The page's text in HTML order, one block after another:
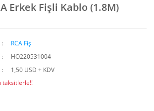
Erkek Fişli Kablo (1.8M)
RCA Fiş
HO220531004
1,50 USD + KDV
taksitlerle!!